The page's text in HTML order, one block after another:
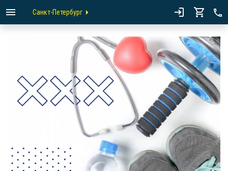
Санкт-Петербург